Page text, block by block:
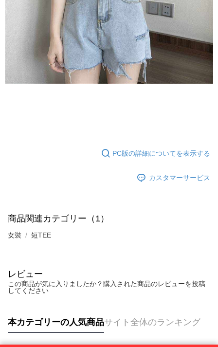
PC版の詳細についてを表示する
カスタマーサービス
商品関連カテゴリー（1）
女裝 短TEE
レビュー
この商品が気に入りましたか？購入された商品のレビューを投稿
してください
本カテゴリーの人気商品サイト全体のランキング